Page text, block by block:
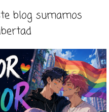
blog sumamos